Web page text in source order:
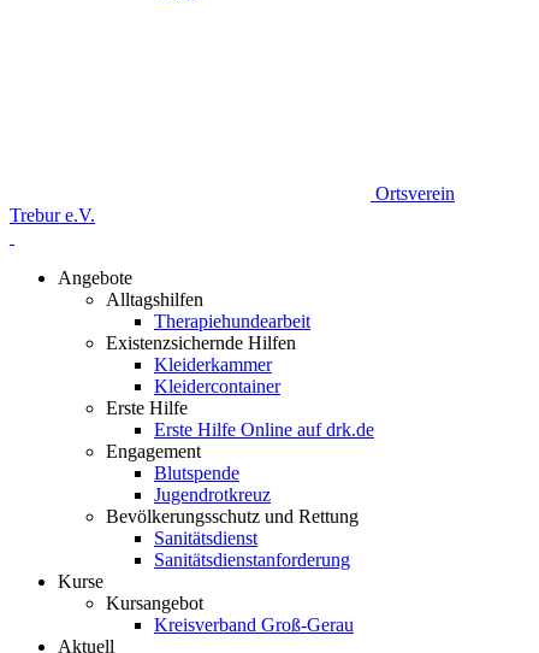
Ortsverein
Trebur e.V.
Angebote
Alltagshilfen
Therapiehundearbeit
Existenzsichernde Hilfen
Kleiderkammer
Kleidercontainer
Erste Hilfe
Erste Hilfe Online auf drk.de
Engagement
Blutspende
Jugendrotkreuz
Bevölkerungsschutz und Rettung
Sanitätsdienst
Sanitätsdienstanforderung
Kurse
Kursangebot
Kreisverband Groß-Gerau
Aktuell